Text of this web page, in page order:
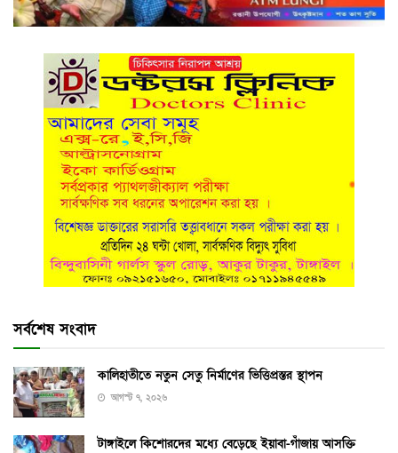
সর্বশেষ সংবাদ
কালিহাতীতে নতুন সেতু নির্মাণের ভিত্তিপ্রস্তর স্থাপন
আগস্ট ৭, ২০২৬
টাঙ্গাইলে কিশোরদের মধ্যে বেড়েছে ইয়াবা-গাঁজায় আসক্তি